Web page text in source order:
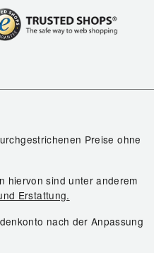
Preise ohne
hiervon sind unter anderem
Erstattung.
nach der Anpassung